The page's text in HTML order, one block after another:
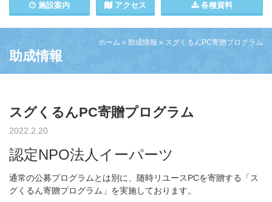
施設案内 アクセス 各種資料
ホーム » 助成情報 » スグくるんPC寄贈プログラム
助成情報
スグくるんPC寄贈プログラム
2022.2.20
認定NPO法人イーパーツ
通常の公募プログラムとは別に、随時リユースPCを寄贈する「ス
グくるん寄贈プログラム」を実施しております。